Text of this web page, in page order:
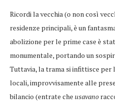
Ricordi la vecchia (o non così
residenze principali, è un
abolizione per le prime case è
monumentale, portando un
Tuttavia, la trama si infittisce per
locali, improvvisamente alle
bilancio (entrate che usavano